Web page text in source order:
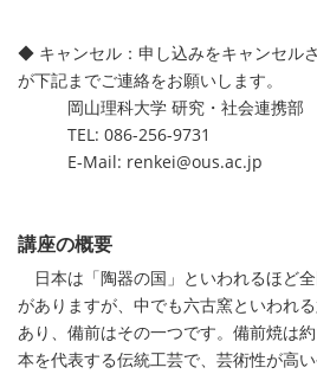
◆ キャンセル：申し込みをキャンセル
が下記までご連絡をお願いします。
岡山理科大学 研究・社会連携部
TEL: 086-256-9731
E-Mail: renkei@ous.ac.jp
講座の概要
日本は「陶器の国」といわれるほど
がありますが、中でも六古窯といわれ
あり、備前はその一つです。備前焼は
本を代表する伝統工芸で、芸術性が高